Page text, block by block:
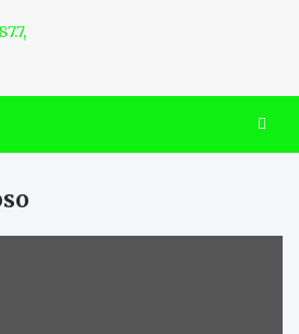
LIVRE 87.7, 106